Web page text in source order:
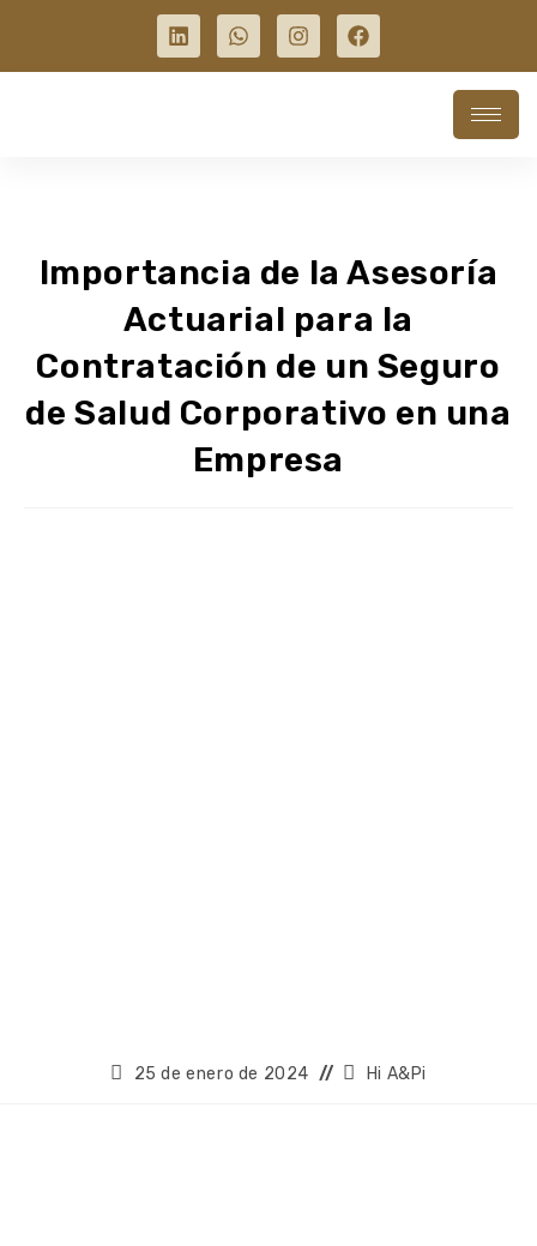
Importancia de la Asesoría
Actuarial para la
Contratación de un Seguro
de Salud Corporativo en una
Empresa
25 de enero de 2024 Hi A&Pi